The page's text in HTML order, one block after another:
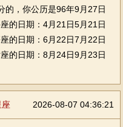
，你公历是96年9月27日
的日期：4月21日5月21日
的日期：6月22日7月22日
的日期：8月24日9月23日
2026-08-07 04:36:21